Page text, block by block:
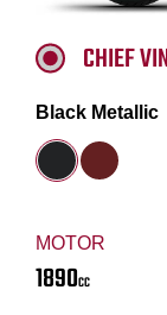
MOTOR
1890CC
CHIEF
Black Metallic